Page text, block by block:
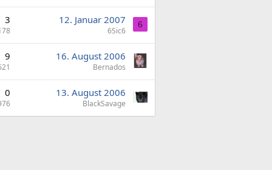
3 12. Januar 2007
6Sic6
6
9 16. August 2006
Bernados
0 13. August 2006
BlackSavage